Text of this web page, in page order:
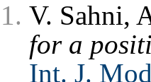
V. Sahni,
for a
Int. J.